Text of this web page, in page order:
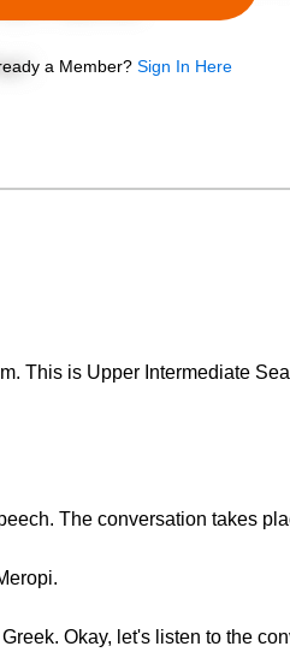
a Member? Sign In Here
This is Upper Intermediate
The conversation takes
Okay, let's listen to the